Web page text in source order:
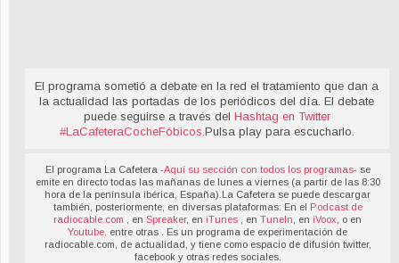
El programa sometió a debate en la red el tratamiento que dan a
la actualidad las portadas de los periódicos del día. El debate
puede seguirse a través del Hashtag en Twitter
#LaCafeteraCocheFóbicos Pulsa play para escucharlo.
El programa La Cafetera -Aquí su sección con todos los programas- se
emite en directo todas las mañanas de lunes a viernes (a partir de las 8:30
hora de la península ibérica, España).La Cafetera se puede descargar
también, posteriormente, en diversas plataformas: En el Podcast de
radiocable.com
, enSpreaker, en iTunes , enTuneIn , en iVoox , o en
Youtube, entre otras . Es un programa de experimentación de
radiocable.com, de actualidad, y tiene como espacio de difusión twitter,
facebook y otras redes sociales.